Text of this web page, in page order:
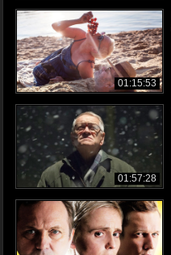
01:15:53
01:57:28